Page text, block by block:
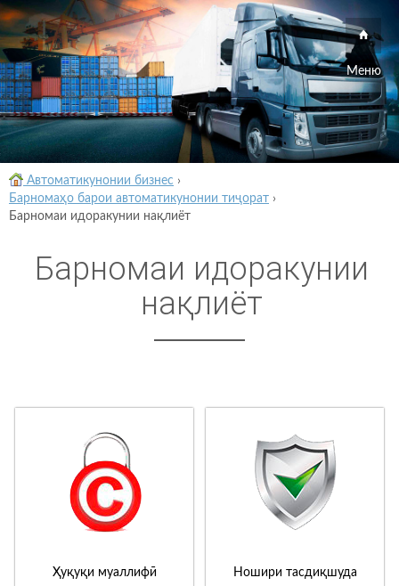
Меню
Автоматикунонии бизнес ›
Барномаҳо барои автоматикунонии тиҷорат ›
Барномаи идоракунии нақлиёт
Барномаи идоракунии
нақлиёт
Ҳуқуқи муаллифӣ Ношири тасдиқшуда